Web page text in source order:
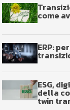
come
ERP:
ESG,
della
twin